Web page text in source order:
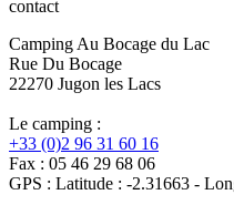
contact
Camping Au Bocage du Lac
Rue Du Bocage
22270 Jugon les Lacs
Le camping :
+33 (0)2 96 31 60 16
Fax : 05 46 29 68 06
GPS : Latitude : -2.31663 -